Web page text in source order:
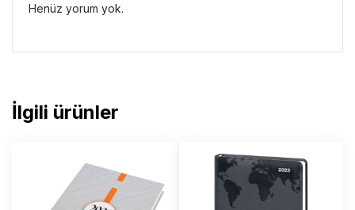
Henüz yorum yok.
İlgili ürünler